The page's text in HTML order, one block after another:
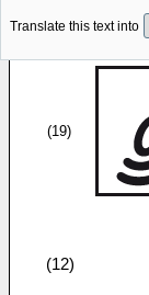
Translate this text into
(19)
(12)